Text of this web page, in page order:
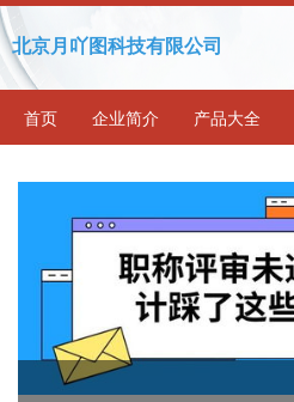
北京月吖图科技有限公司
首页 企业简介 产品大全